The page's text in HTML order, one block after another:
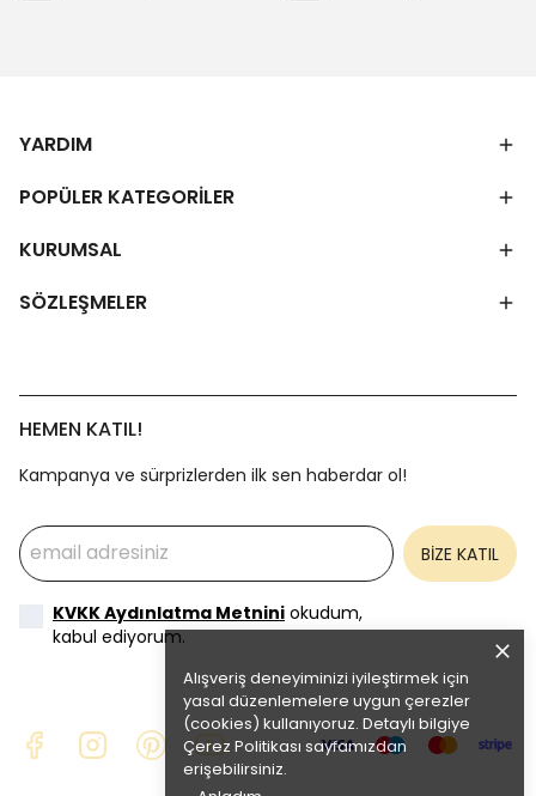
Alışveriş deneyiminizi iyileştirmek için
yasal düzenlemelere uygun çerezler
(cookies) kullanıyoruz. Detaylı bilgiye
Çerez Politikası sayfamızdan
erişebilirsiniz.
YARDIM
POPÜLER KATEGORİLER
KURUMSAL
SÖZLEŞMELER
HEMEN KATIL!
Kampanya ve sürprizlerden ilk sen haberdar ol!
BİZE KATIL
KVKK Aydınlatma Metnini okudum,
kabul ediyorum.